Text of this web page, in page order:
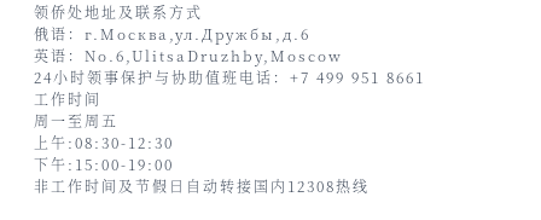
领侨处地址及联系方式
俄语：г.Москва,ул.Дружбы,д.6
英语：No.6,UlitsaDruzhby,Moscow
24小时领事保护与协助值班电话：+7 499 951 8661
工作时间
周一至周五
上午:08:30-12:30
下午:15:00-19:00
非工作时间及节假日自动转接国内12308热线